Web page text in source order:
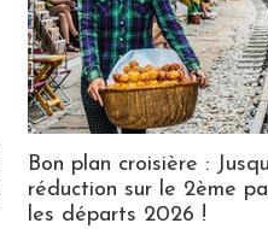
Bon plan croisière :
réduction sur le 2ème
les départs 2026 !